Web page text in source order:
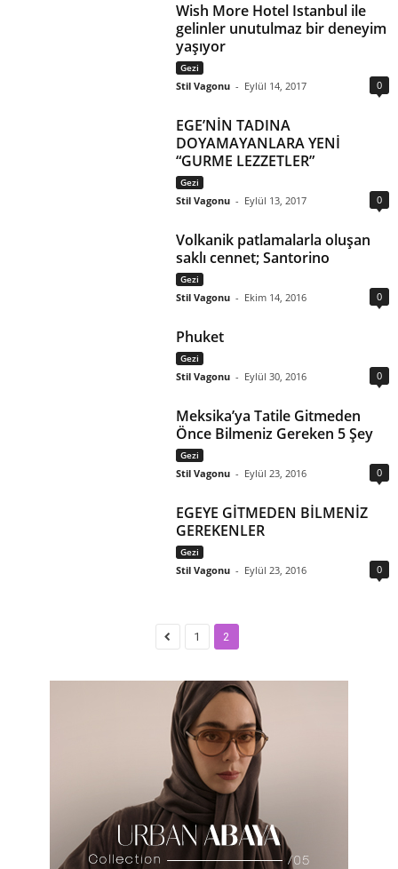
Wish More Hotel Istanbul ile
gelinler unutulmaz bir deneyim
yaşıyor
Gezi
Stil Vagonu - Eylül 14, 2017 0
EGE’NİN TADINA
DOYAMAYANLARA YENİ
“GURME LEZZETLER”
Gezi
Stil Vagonu - Eylül 13, 2017 0
Volkanik patlamalarla oluşan
saklı cennet; Santorino
Gezi
Stil Vagonu - Ekim 14, 2016 0
Phuket
Gezi
Stil Vagonu - Eylül 30, 2016 0
Meksika’ya Tatile Gitmeden
Önce Bilmeniz Gereken 5 Şey
Gezi
Stil Vagonu - Eylül 23, 2016 0
EGEYE GİTMEDEN BİLMENİZ
GEREKENLER
Gezi
Stil Vagonu - Eylül 23, 2016 0
1 2